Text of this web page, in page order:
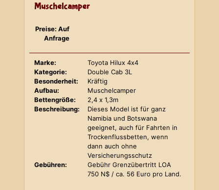
Muschelcamper
Preise: Auf
Anfrage
Marke:
Toyota Hilux 4x4
Kategorie:
Double Cab 3L
Besonderheit:
Kräftig
Aufbau:
Muschelcamper
Bettengröße:
2,4 x 1,3m
Beschreibung:
Dieses Model ist für ganz
Namibia und Botswana
geeignet, auch für Fahrten in
Trockenflussbetten, wenn
dann auch ohne
Versicherungsschutz
Gebühren:
Gebühr Grenzübertritt LOA
750 N$ / ca. 56 Euro pro Land.